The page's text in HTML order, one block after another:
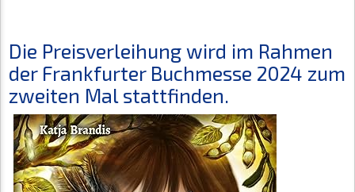
Die Preisverleihung wird im Rahmen
der Frankfurter Buchmesse 2024 zum
zweiten Mal stattfinden.